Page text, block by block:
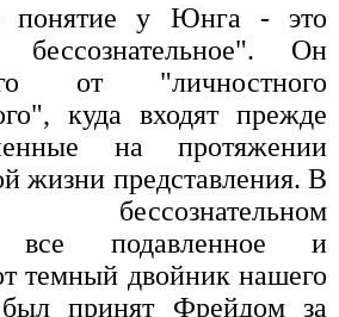
понятие у Юнга - это
бессознательное". Он
от "личностного
куда входят прежде
на протяжении
жизни представления. В
бессознательном
все подавленное и
темный двойник нашего
принят Фрейдом за